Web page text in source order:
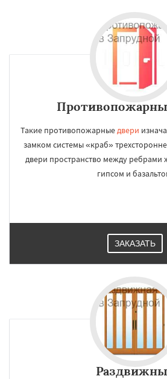
Такие противопожарныедвери
замком системы «краб»
двери пространство между ребрами
гипсом и
ЗАКАЗАТЬ